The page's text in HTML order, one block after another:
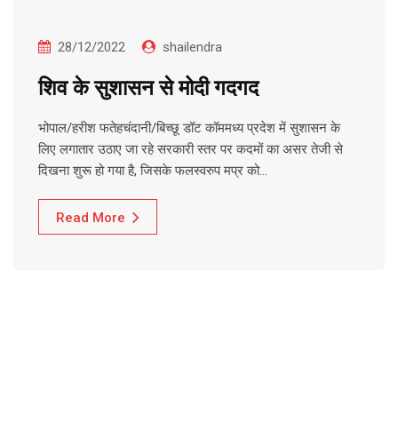
28/12/2022 shailendra
शिव के सुशासन से मोदी गदगद
भोपाल/हरीश फतेहचंदानी/बिच्छू डॉट कॉममध्य प्रदेश में सुशासन के
लिए लगातार उठाए जा रहे सरकारी स्तर पर कदमों का असर तेजी से
दिखना शुरू हो गया है, जिसके फलस्वरुप मप्र को…
Read More